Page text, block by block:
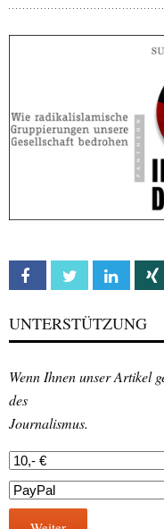
Facebook Twitter Linkedin
UNTERSTÜTZUNG
Wenn Ihnen unser Artikel
des
Journalismus.